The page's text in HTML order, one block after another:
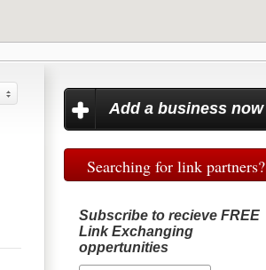
Add a business now
Searching for link partners?
Subscribe to recieve FREE
Link Exchanging
oppertunities